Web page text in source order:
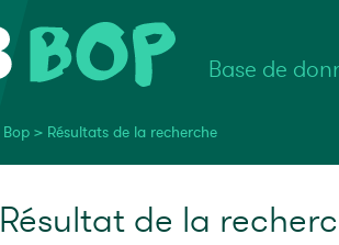
Base de
Bop > Résultats de la recherche
Résultat de la